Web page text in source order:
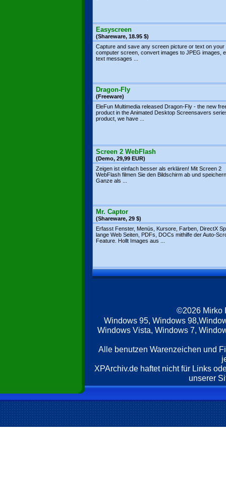
Easyscreen
(Shareware, 18.95 $)
Capture and save any screen picture or text on your
computer screen, convert images to JPEG images,
text messages ...
Dragon-Fly
(Freeware)
EleFun Multimedia released Dragon-Fly - the new
product in the Animated Desktop Screensavers
product, we have ...
Screen 2 WebFlash
(Demo, 29,99 EUR)
Zeigen ist einfach besser als erklären! Mit Screen 2
WebFlash filmen Sie den Bildschirm ab und
Ganze als ...
Mr. Captor
(Shareware, 29 $)
Erfasst Fenster, Menüs, Kursore, Farben, DirectX
lange Web Seiten, PDFs, DOCs mithilfe der Auto-
Feature. Hollt Images aus ...
©2026 Mirko
Windows 95, Windows
Windows Vista, Windows 7,
Alle benutzen Warenzeichen und
XPArchiv.de haftet nicht für Links
unserer